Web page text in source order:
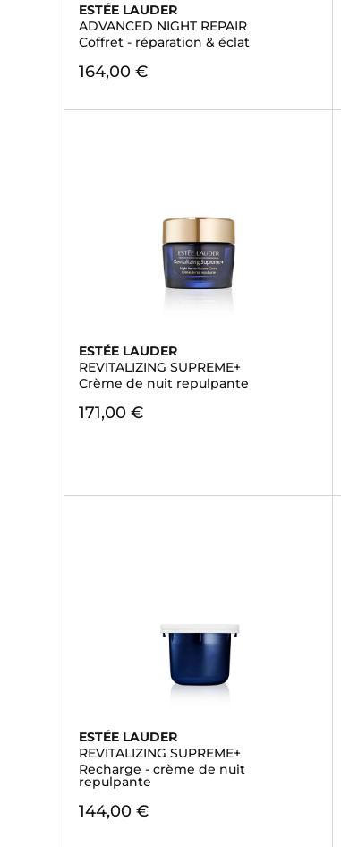
ESTÉE LAUDER
ADVANCED NIGHT REPAIR
Coffret - réparation & éclat
164,00 €
ESTÉE LAUDER
REVITALIZING SUPREME+
Crème de nuit repulpante
171,00 €
ESTÉE LAUDER
REVITALIZING SUPREME+
Recharge - crème de nuit
repulpante
144,00 €